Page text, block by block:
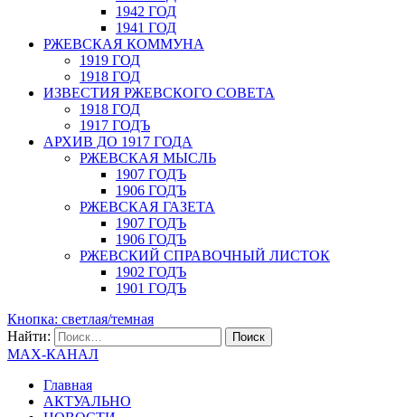
1942 ГОД
1941 ГОД
РЖЕВСКАЯ КОММУНА
1919 ГОД
1918 ГОД
ИЗВЕСТИЯ РЖЕВСКОГО СОВЕТА
1918 ГОД
1917 ГОДЪ
АРХИВ ДО 1917 ГОДА
РЖЕВСКАЯ МЫСЛЬ
1907 ГОДЪ
1906 ГОДЪ
РЖЕВСКАЯ ГАЗЕТА
1907 ГОДЪ
1906 ГОДЪ
РЖЕВСКИЙ СПРАВОЧНЫЙ ЛИСТОК
1902 ГОДЪ
1901 ГОДЪ
Кнопка: светлая/темная
Найти:
MAX-КАНАЛ
Главная
АКТУАЛЬНО